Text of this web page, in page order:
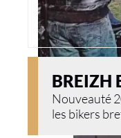
BREIZH
Nouveauté
les bikers